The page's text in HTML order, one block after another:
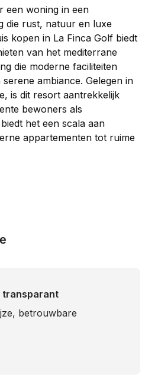
een woning in een
die rust, natuur en luxe
kopen in La Finca Golf biedt
van het mediterrane
die moderne faciliteiten
ambiance. Gelegen in
is dit resort aantrekkelijk
bewoners als
het een scala aan
appartementen tot ruime
transparant
betrouwbare